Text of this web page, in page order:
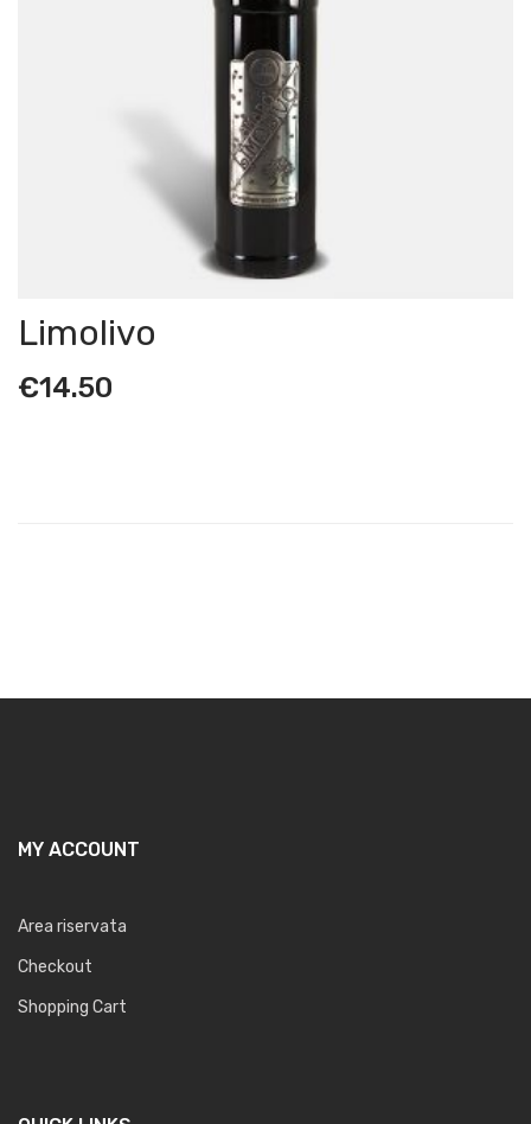
Limolivo
€14.50
MY ACCOUNT
Area riservata
Checkout
Shopping Cart